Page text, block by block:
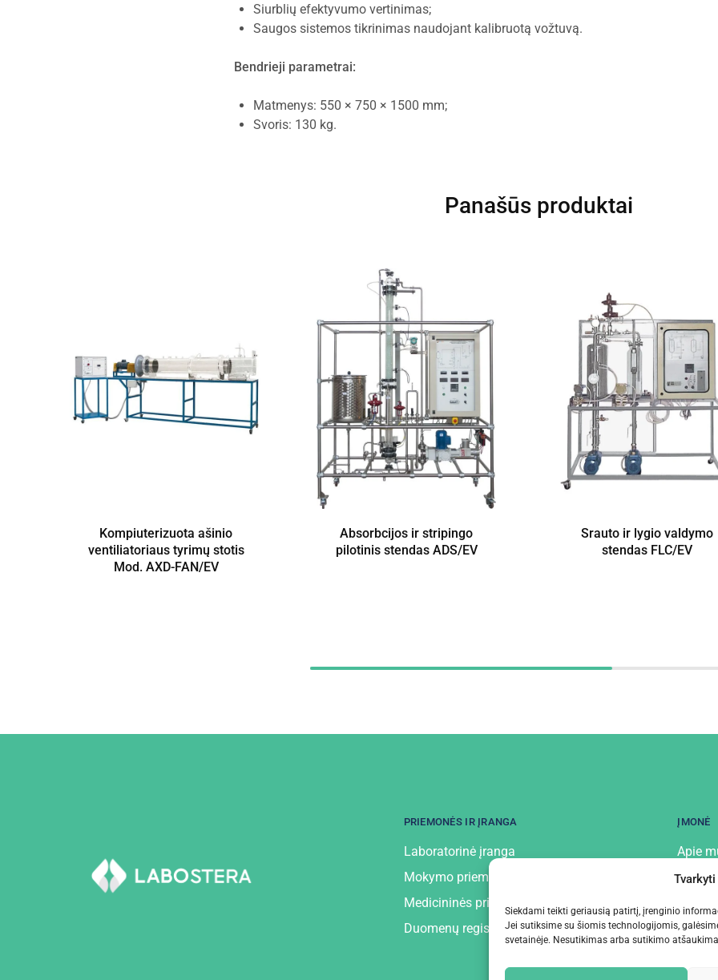
Siekdami teikti geriausią patirtį, įrenginio
Jei sutiksime su šiomis technologijomis,
svetainėje. Nesutikimas arba sutikimo
Siurblių efektyvumo vertinimas;
Saugos sistemos tikrinimas naudojant kalibruotą vožtuvą.
Bendrieji parametrai:
Matmenys: 550 × 750 × 1500 mm;
Svoris: 130 kg.
Panašūs produktai
Kompiuterizuota ašinio
ventiliatoriaus tyrimų stotis
Mod. AXD-FAN/EV
Absorbcijos ir stripingo
pilotinis stendas ADS/EV
Srauto ir lygio valdymo
stendas FLC/EV
PRIEMONĖS IR ĮRANGA
Laboratorinė įranga
Mokymo priemonės ir įranga
Medicininės priemonės ir įranga
Duomenų registratoriai
ĮMONĖ
Apie